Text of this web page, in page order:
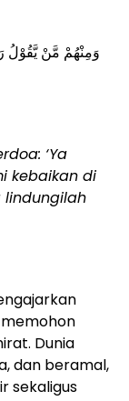
وَمِنْهُمْ مَّنْ يَّقُوْلُ
‘Ya
kebaikan di
lindungilah
Dunia
dan beramal,
sekaligus